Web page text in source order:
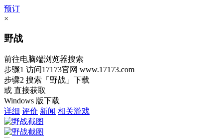
预订
×
野战
前往电脑端浏览器搜索
步骤1 访问17173官网 www.17173.com
步骤2 搜索 「野战」 下载
或 直接获取
Windows 版下载
详细 评价 新闻 相关游戏